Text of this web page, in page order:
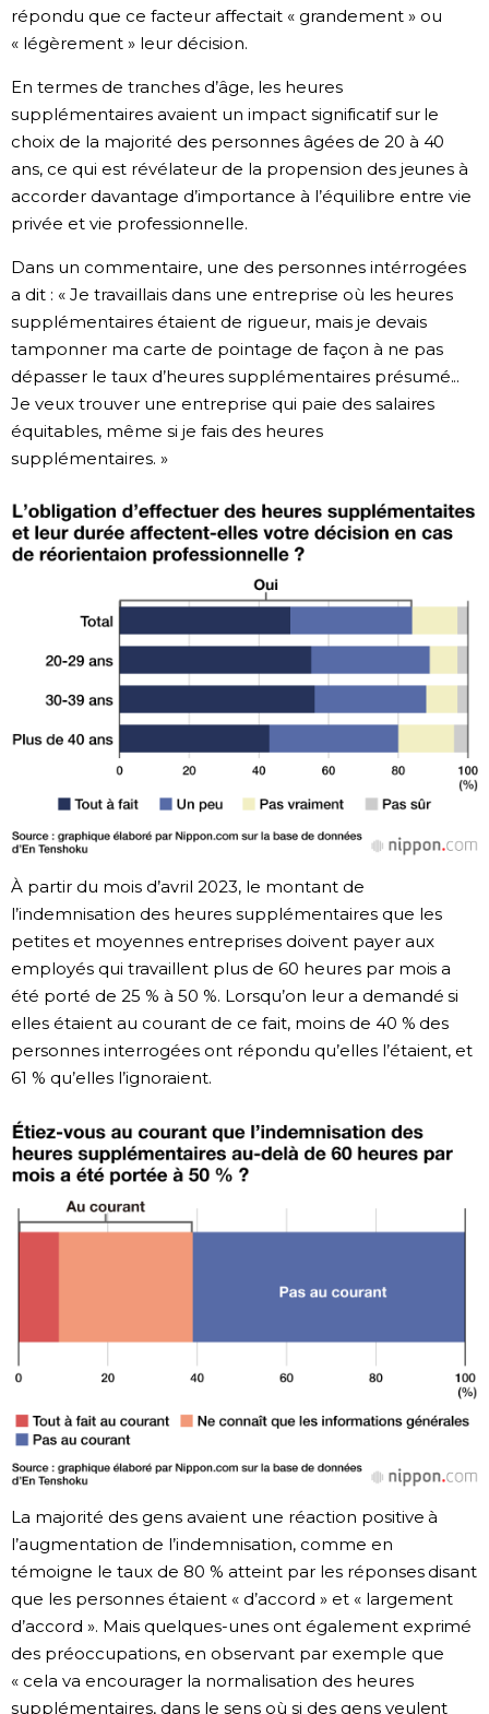
répondu que ce facteur affectait « grandement » ou
« légèrement » leur décision.
En termes de tranches d’âge, les heures
supplémentaires avaient un impact significatif sur le
choix de la majorité des personnes âgées de 20 à 40
ans, ce qui est révélateur de la propension des jeunes à
accorder davantage d’importance à l’équilibre entre vie
privée et vie professionnelle.
Dans un commentaire, une des personnes intérrogées
a dit : « Je travaillais dans une entreprise où les heures
supplémentaires étaient de rigueur, mais je devais
tamponner ma carte de pointage de façon à ne pas
dépasser le taux d’heures supplémentaires présumé...
Je veux trouver une entreprise qui paie des salaires
équitables, même si je fais des heures
supplémentaires. »
À partir du mois d’avril 2023, le montant de
l’indemnisation des heures supplémentaires que les
petites et moyennes entreprises doivent payer aux
employés qui travaillent plus de 60 heures par mois a
été porté de 25 % à 50 %. Lorsqu’on leur a demandé si
elles étaient au courant de ce fait, moins de 40 % des
personnes interrogées ont répondu qu’elles l’étaient, et
61 % qu’elles l’ignoraient.
La majorité des gens avaient une réaction positive à
l’augmentation de l’indemnisation, comme en
témoigne le taux de 80 % atteint par les réponses disant
que les personnes étaient « d’accord » et « largement
d’accord ». Mais quelques-unes ont également exprimé
des préoccupations, en observant par exemple que
« cela va encourager la normalisation des heures
supplémentaires, dans le sens où si des gens veulent